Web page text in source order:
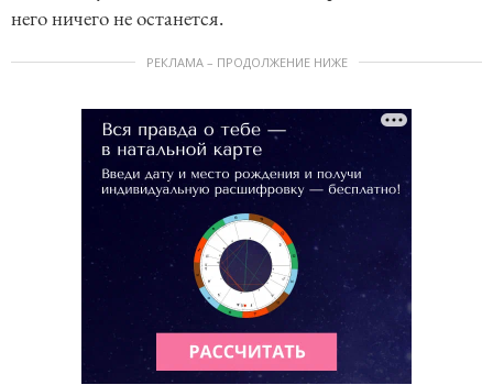
него ничего не останется.
РЕКЛАМА – ПРОДОЛЖЕНИЕ НИЖЕ